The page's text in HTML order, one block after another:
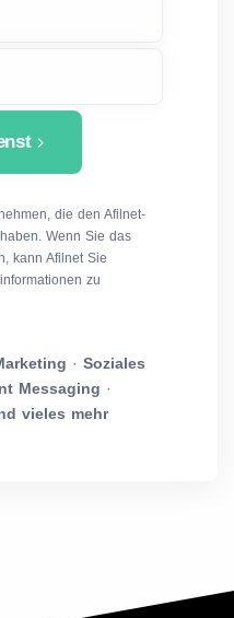
die den Afilnet-
Wenn Sie das
kann Afilnet Sie
zu
· Soziales
Messaging ·
vieles mehr